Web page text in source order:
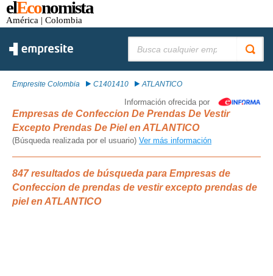
elEconomista
América | Colombia
Empresite Colombia C1401410 ATLANTICO
Información ofrecida por
Empresas de Confeccion De Prendas De Vestir
Excepto Prendas De Piel en ATLANTICO
(Búsqueda realizada por el usuario) Ver más información
847 resultados de búsqueda para Empresas de
Confeccion de prendas de vestir excepto prendas de
piel en ATLANTICO